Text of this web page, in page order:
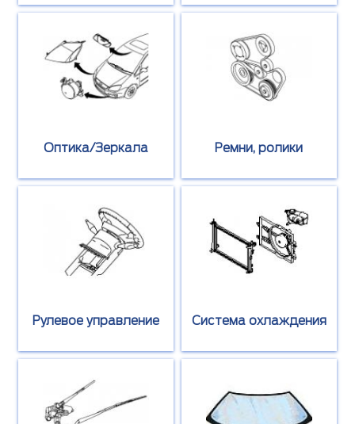
Оптика/Зеркала Ремни, ролики
Рулевое управление Система охлаждения